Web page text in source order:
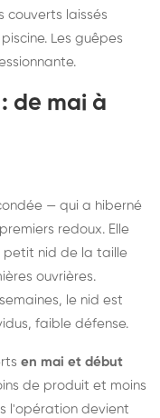
couverts laissés
Les guêpes
de mai à
— qui a hiberné
redoux. Elle
petit nid de la taille
ouvrières.
le nid est
faible défense.
en mai et début
de produit et moins
l'opération devient